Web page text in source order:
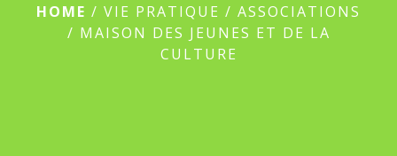
HOME / VIE PRATIQUE / ASSOCIATIONS
/ MAISON DES JEUNES ET DE LA
CULTURE